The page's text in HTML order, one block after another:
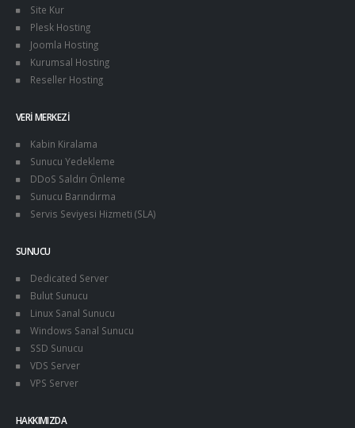
Site Kur
Plesk Hosting
Joomla Hosting
Kurumsal Hosting
Reseller Hosting
VERI MERKEZI
Kabin Kiralama
Sunucu Yedekleme
DDoS Saldırı Önleme
Sunucu Barındırma
Servis Seviyesi Hizmeti (SLA)
SUNUCU
Dedicated Server
Bulut Sunucu
Linux Sanal Sunucu
Windows Sanal Sunucu
SSD Sunucu
VDS Server
VPS Server
HAKKIMIZDA